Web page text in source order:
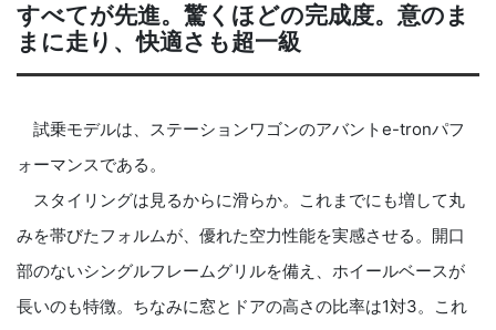
すべてが先進。驚くほどの完成度。意のま
まに走り、快適さも超一級
試乗モデルは、ステーションワゴンのアバントe-tronパフ
ォーマンスである。
スタイリングは見るからに滑らか。これまでにも増して丸
みを帯びたフォルムが、優れた空力性能を実感させる。開口
部のないシングルフレームグリルを備え、ホイールベースが
長いのも特徴。ちなみに窓とドアの高さの比率は1対3。これ